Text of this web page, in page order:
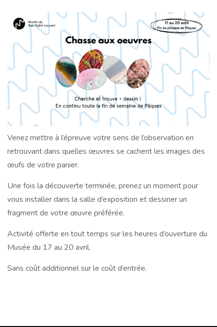
Venez mettre à l’épreuve votre sens de l’observation en
retrouvant dans quelles œuvres se cachent les images des
œufs de votre panier.
Une fois la découverte terminée, prenez un moment pour
vous installer dans la salle d’exposition et dessiner un
fragment de votre œuvre préférée.
Activité offerte en tout temps sur les heures d’ouverture du
Musée du 17 au 20 avril.
Sans coût additionnel sur le coût d’entrée.